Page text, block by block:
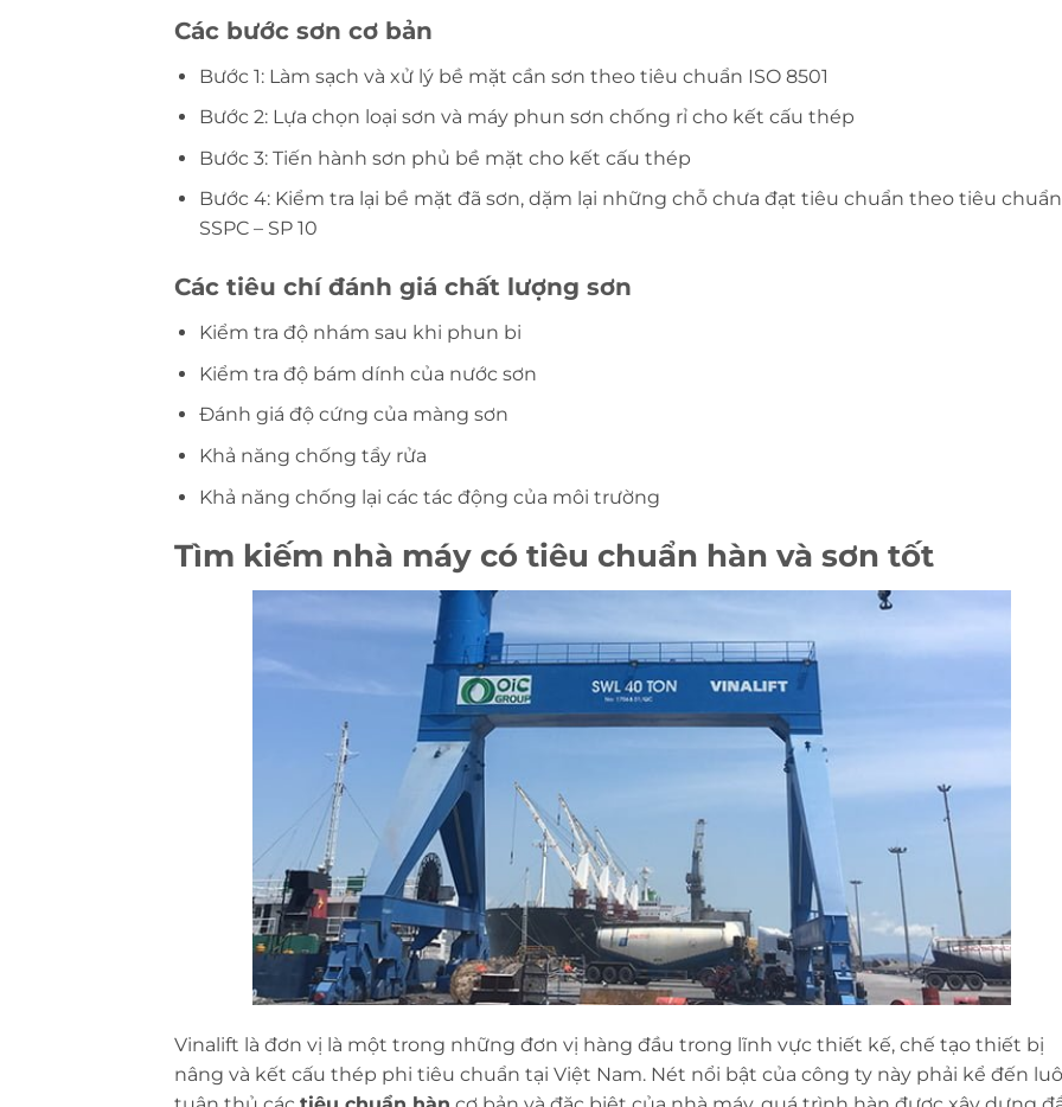
Các bước sơn cơ bản
Bước 1: Làm sạch và xử lý bề mặt cần sơn theo tiêu chuẩn ISO 8501
Bước 2: Lựa chọn loại sơn và máy phun sơn chống rỉ cho kết cấu thép
Bước 3: Tiến hành sơn phủ bề mặt cho kết cấu thép
Bước 4: Kiểm tra lại bề mặt đã sơn, dặm lại những chỗ chưa đạt tiêu chuẩn theo tiêu chuẩn
SSPC – SP 10
Các tiêu chí đánh giá chất lượng sơn
Kiểm tra độ nhám sau khi phun bi
Kiểm tra độ bám dính của nước sơn
Đánh giá độ cứng của màng sơn
Khả năng chống tẩy rửa
Khả năng chống lại các tác động của môi trường
Tìm kiếm nhà máy có tiêu chuẩn hàn và sơn tốt
Vinalift là đơn vị là một trong những đơn vị hàng đầu trong lĩnh vực thiết kế, chế tạo thiết bị
nâng và kết cấu thép phi tiêu chuẩn tại Việt Nam. Nét nổi bật của công ty này phải kể đến